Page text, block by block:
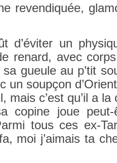
re­ven­diquée,
d’éviter un
re­nard, avec
gueule au p’tit
un soupçon
mais c’est qu’il a
co­pine joue
tous ces ex-
moi j’aimais ta